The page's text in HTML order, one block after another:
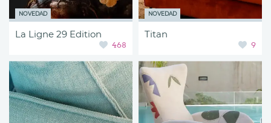
NOVEDAD
La Ligne 29 Edition
468
NOVEDAD
Titan
9